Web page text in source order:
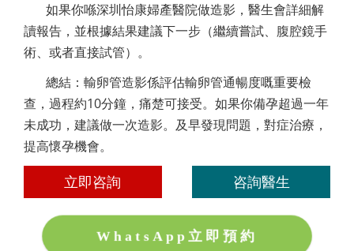
如果你喺深圳怡康婦產醫院做造影，醫生會詳細解
讀報告，並根據結果建議下一步（繼續嘗試、腹腔鏡手
術、或者直接試管）。
總結：輸卵管造影係評估輸卵管通暢度嘅重要檢
查，過程約10分鐘，痛楚可接受。如果你備孕超過一年
未成功，建議做一次造影。及早發現問題，對症治療，
提高懷孕機會。
立即咨詢 咨詢醫生
WhatsApp立即預約